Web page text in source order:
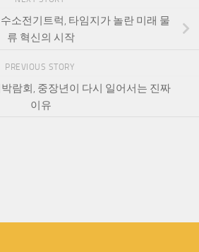
소전기트럭, 타임지가 놀란 미래 물
류 혁신의 시작
PREVIOUS STORY
람회, 중장년이 다시 일어서는 진짜
이유